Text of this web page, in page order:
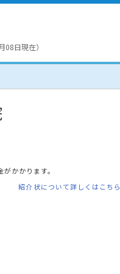
日現在）
かかります。
紹介状について詳しくはこちら